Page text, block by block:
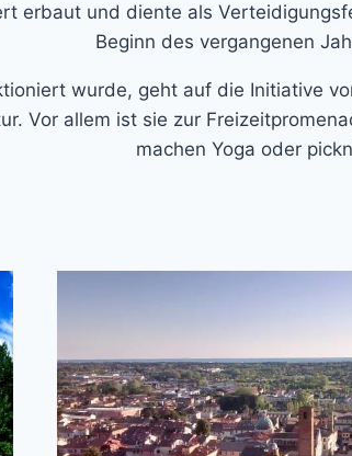
erbaut und diente als
Beginn des vergangenen
wurde, geht auf die Initiative
Vor allem ist sie zur
machen Yoga oder